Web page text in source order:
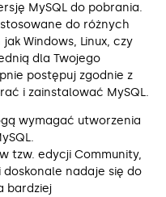
MySQL do pobrania.
do różnych
Windows, Linux, czy
dla Twojego
postępuj zgodnie z
i zainstalować MySQL.
wymagać utworzenia
tzw. edycji Community,
nadaje się do
bardziej